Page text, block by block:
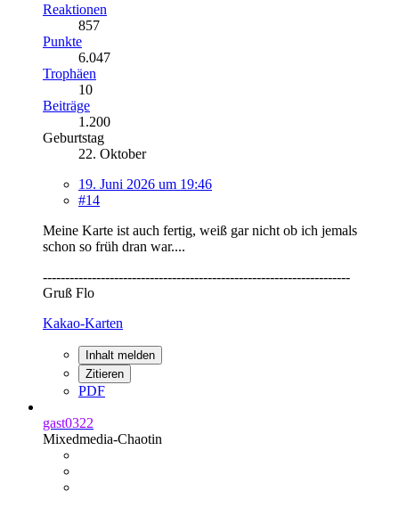
Reaktionen
857
Punkte
6.047
Trophäen
10
Beiträge
1.200
Geburtstag
22. Oktober
19. Juni 2026 um 19:46
#14
Meine Karte ist auch fertig, weiß gar nicht ob ich jemals
schon so früh dran war....
---------------------------------------------------------------------
Gruß Flo
Kakao-Karten
Inhalt melden
Zitieren
PDF
gast0322
Mixedmedia-Chaotin